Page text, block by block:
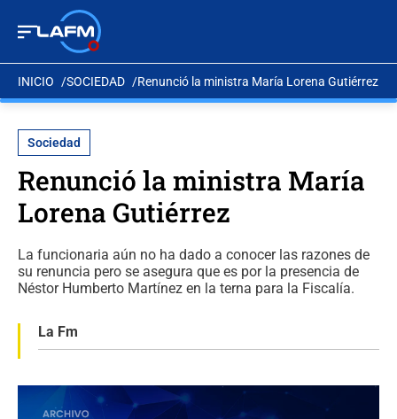
INICIO SOCIEDAD Renunció la ministra María Lorena Gutiérrez
Sociedad
Renunció la ministra María
Lorena Gutiérrez
La funcionaria aún no ha dado a conocer las razones de
su renuncia pero se asegura que es por la presencia de
Néstor Humberto Martínez en la terna para la Fiscalía.
La Fm